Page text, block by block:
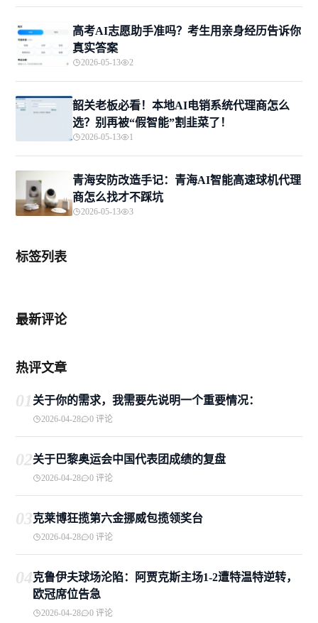
高考AI志愿助手准吗？考生用亲身经历告诉你
真实答案
2026-05-13 2
韶关老板必看！本地AI电销系统代理商怎么
选？别再被“假智能”割韭菜了！
2026-05-13 1
青海安防改造手记：青海AI智能高速球机代理
商怎么找才不踩坑
2026-05-13 3
标签列表
最新评论
热评文章
01关于你的需求，我需要先说明一个重要情况：
2026-04-28 0 评论
02关于巴黎奥运会中国代表团成绩的复盘
2026-04-28 0 评论
03克莱博狂揽第六金挪威包揽领奖台
2026-04-28 0 评论
04克鲁伊夫球场沦陷：阿贾克斯主场1-2遭特温特逆转，
欧冠席位告急
2026-04-28 0 评论